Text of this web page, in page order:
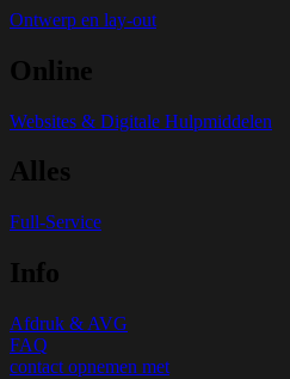
Ontwerp en lay-out
Online
Websites & Digitale Hulpmiddelen
Alles
Full-Service
Info
Afdruk & AVG
FAQ
contact opnemen met